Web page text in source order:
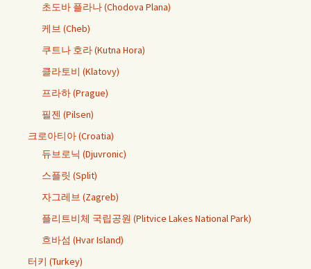
초도바 플라나 (Chodova Plana)
케브 (Cheb)
쿠트나 호라 (Kutna Hora)
클라토비 (Klatovy)
프라하 (Prague)
필젠 (Pilsen)
크로아티아 (Croatia)
듀브로닉 (Djuvronic)
스플릿 (Split)
자그레브 (Zagreb)
플리트비체 국립공원 (Plitvice Lakes National Park)
흐바섬 (Hvar Island)
터키 (Turkey)